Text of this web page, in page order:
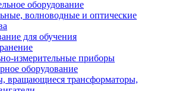
оборудование
волноводные и оптические
для обучения
измерительные приборы
оборудование
вращающиеся трансформаторы,